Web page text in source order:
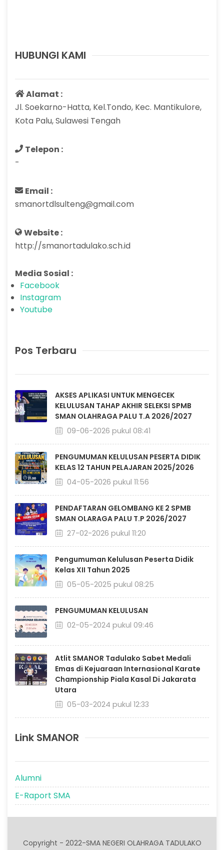
HUBUNGI KAMI
Alamat :
Jl. Soekarno-Hatta, Kel.Tondo, Kec. Mantikulore,
Kota Palu, Sulawesi Tengah
Telepon :
-
Email :
smanortdlsulteng@gmail.com
Website :
http://smanortadulako.sch.id
Media Sosial :
Facebook
Instagram
Youtube
Pos Terbaru
AKSES APLIKASI UNTUK MENGECEK
KELULUSAN TAHAP AKHIR SELEKSI SPMB
SMAN OLAHRAGA PALU T.A 2026/2027
09-06-2026 pukul 08:41
PENGUMUMAN KELULUSAN PESERTA DIDIK
KELAS 12 TAHUN PELAJARAN 2025/2026
04-05-2026 pukul 11:56
PENDAFTARAN GELOMBANG KE 2 SPMB
SMAN OLARAGA PALU T.P 2026/2027
27-02-2026 pukul 11:20
Pengumuman Kelulusan Peserta Didik
Kelas XII Tahun 2025
05-05-2025 pukul 08:25
PENGUMUMAN KELULUSAN
02-05-2024 pukul 09:46
Atlit SMANOR Tadulako Sabet Medali
Emas di Kejuaraan Internasional Karate
Championship Piala Kasal Di Jakarata
Utara
05-03-2024 pukul 12:33
Link SMANOR
Alumni
E-Raport SMA
Copyright - 2022-SMA NEGERI OLAHRAGA TADULAKO